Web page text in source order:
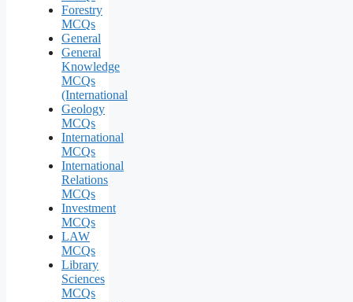
Forestry
MCQs
General
General
Knowledge
MCQs
(International
Geology
MCQs
International
MCQs
International
Relations
MCQs
Investment
MCQs
LAW
MCQs
Library
Sciences
MCQs